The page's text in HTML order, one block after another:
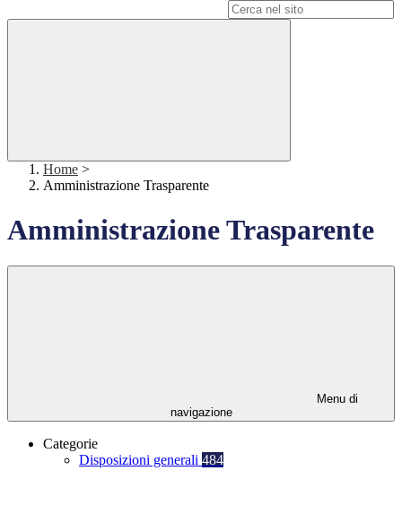
Home >
Amministrazione Trasparente
Amministrazione Trasparente
Menu di
navigazione
Categorie
Disposizioni generali 484